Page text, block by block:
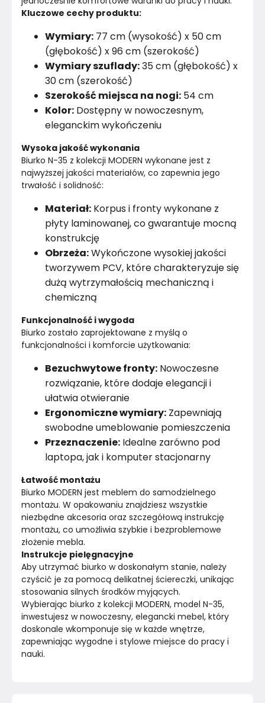
Podświetlenie LED
Nogi / Stopki
Konstrukcja frontów Płyta laminowana
Konstrukcja półki
Wykończenie blatu Płyta laminowana
Wykończenie korpusu
Liczba wnęk otwartych
Konstrukcja blatu
Konstrukcja korpusu Płyta laminowana
Szuflady
Strona
Materiał
Biele kremy
Marka FRAMIRE
Montaż Rozłożony
Rok produkcji
Kluczowe cechy produktu:
Wymiary: 77 cm (wysokość) x 50 cm
(głębokość) x 96 cm (szerokość)
Wymiary szuflady:35 cm (głębokość) x
30 cm (szerokość)
Szerokość miejsca na nogi: 54 cm
Kolor: Dostępny w nowoczesnym,
eleganckim wykończeniu
Wysoka jakość wykonania
Biurko N-35 z kolekcji MODERN wykonane jest z
najwyższej jakości materiałów, co zapewnia jego
trwałość i solidność:
Materiał: Korpus i fronty wykonane z
płyty laminowanej, co gwarantuje mocną
konstrukcję
Obrzeża:Wykończone wysokiej jakości
tworzywem PCV, które charakteryzuje się
dużą wytrzymałością mechaniczną i
chemiczną
Funkcjonalność i wygoda
Biurko zostało zaprojektowane z myślą o
funkcjonalności i komforcie użytkowania:
Bezuchwytowe fronty: Nowoczesne
rozwiązanie, które dodaje elegancji i
ułatwia otwieranie
Ergonomiczne wymiary: Zapewniają
swobodne umeblowanie pomieszczenia
Przeznaczenie: Idealne zarówno pod
laptopa, jak i komputer stacjonarny
Łatwość montażu
Biurko MODERN jest meblem do samodzielnego
montażu. W opakowaniu znajdziesz wszystkie
niezbędne akcesoria oraz szczegółową instrukcję
montażu, co umożliwia szybkie i bezproblemowe
złożenie mebla.
Instrukcje pielęgnacyjne
Aby utrzymać biurko w doskonałym stanie, należy
czyścić je za pomocą delikatnej ściereczki, unikając
stosowania silnych środków myjących.
Wybierając biurko z kolekcji MODERN, model N-35,
inwestujesz w nowoczesny, elegancki mebel, który
doskonale wkomponuje się w każde wnętrze,
zapewniając wygodne i stylowe miejsce do pracy i
nauki.